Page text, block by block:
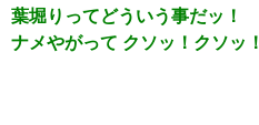
葉堀りってどういう事だッ！
ナメやがって クソッ！クソッ！